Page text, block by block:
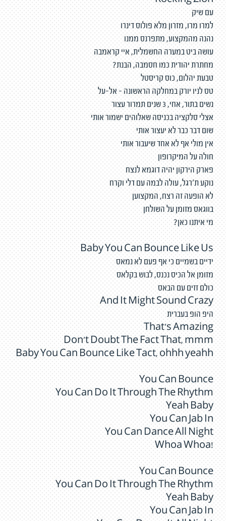
עם שיק
למרו מרו, מזרון מלא פולוס דינרו
נהנה מהמקצוע, מתפרנס ממנו
עושה ביט במערה החשמלית, איי קראמבה
מחתרת יהודית כמו חסמבה, הבנת?
טבעת יהלום, כוס קריסטל
טס לניו יורק במחלקה הראשונה - אל-על
נשים בתור, אחי, 3 שנים תמרור עצור
אצלי סלקציה בכניסה שאלוהים ישמור אותי
שום דבר כבר לא יעצור אותי
אין מולי אף לא אחד שיעבור אותי
חולה על המיקרופון
פארק הירקון יהיה דוגמא לנצח
נוקע ת'רגל, עולה לבמה עם דלי וקרח
לא הופעה זה רצח, המקצוען
בווגאס מזומן על השולחן
מי איתנו כאן?
Baby You Can Bounce Like Us
ידיים בשמיים כי אף פעם לא נמאס
מזומן אל הכיס נכנס, לבוש בקלאס
כולם זזים עם הבאס
And It Might Sound Crazy
היפ הופ בעברית
That's Amazing
Don't Doubt The Fact That, mmm
Baby You Can Bounce Like Tact, ohhh yeahh
You Can Bounce
You Can Do It Through The Rhythm
Yeah Baby
You Can Jab In
You Can Dance All Night
!Whoa Whoa
You Can Bounce
You Can Do It Through The Rhythm
Yeah Baby
You Can Jab In